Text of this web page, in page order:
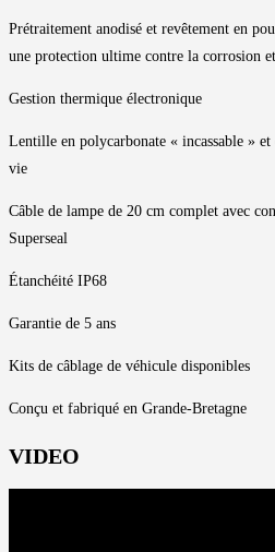
Prétraitement anodisé et revêtement en
une protection ultime contre la corrosion
Gestion thermique électronique
Lentille en polycarbonate « incassable »
vie
Câble de lampe de 20 cm complet avec
Superseal
Étanchéité IP68
Garantie de 5 ans
Kits de câblage de véhicule disponibles
Conçu et fabriqué en Grande-Bretagne
VIDEO